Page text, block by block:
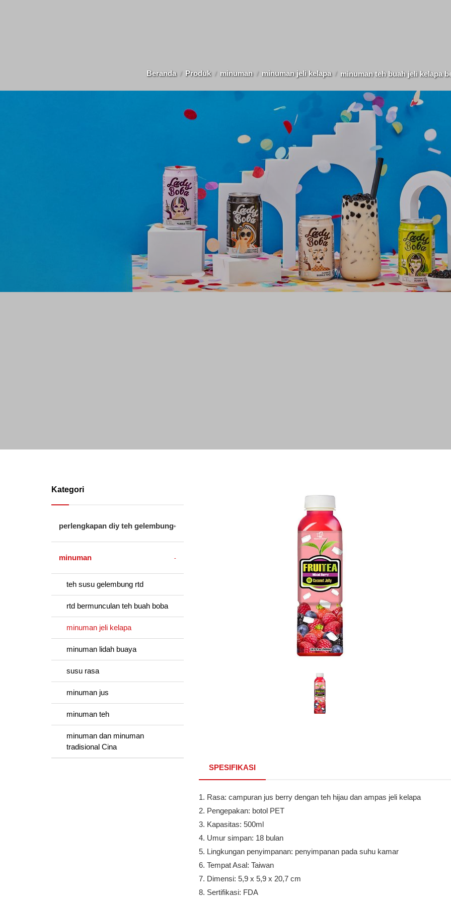
Beranda Produk minuman minuman jeli kelapa minuman teh buah jeli kelapa
Kategori
perlengkapan diy teh gelembung
minuman
teh susu gelembung rtd
rtd bermunculan teh buah boba
minuman jeli kelapa
minuman lidah buaya
susu rasa
minuman jus
minuman teh
minuman dan minuman
tradisional Cina
SPESIFIKASI
1. Rasa: campuran jus berry dengan teh hijau dan ampas jeli kelapa
2. Pengepakan: botol PET
3. Kapasitas: 500ml
4. Umur simpan: 18 bulan
5. Lingkungan penyimpanan: penyimpanan pada suhu kamar
6. Tempat Asal: Taiwan
7. Dimensi: 5,9 x 5,9 x 20,7 cm
8. Sertifikasi: FDA